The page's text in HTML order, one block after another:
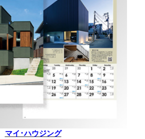
マイ･ハウジング